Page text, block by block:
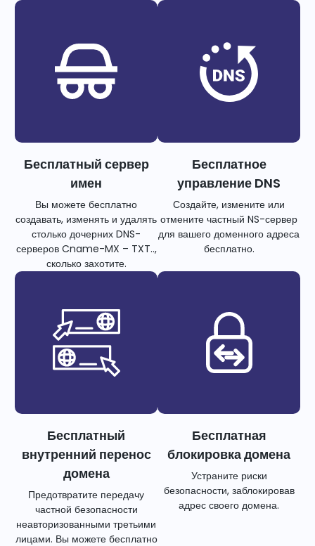
Бесплатный сервер
имен
Вы можете бесплатно
создавать, изменять и удалять
столько дочерних DNS-
серверов Cname-MX – TXT..,
сколько захотите.
Бесплатное
управление DNS
Создайте, измените или
отмените частный NS-сервер
для вашего доменного адреса
бесплатно.
Бесплатный
внутренний перенос
домена
Предотвратите передачу
частной безопасности
неавторизованными третьими
лицами. Вы можете бесплатно
Бесплатная
блокировка домена
Устраните риски
безопасности, заблокировав
адрес своего домена.